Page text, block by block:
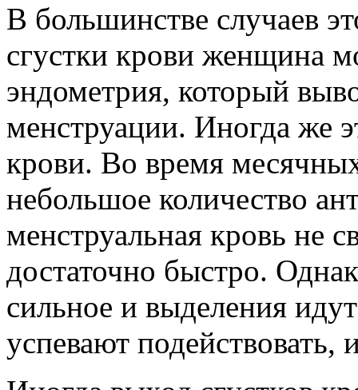
В большинстве случаев
сгустки крови женщина
эндометрия, который
менструации. Иногда же
крови. Во время
небольшое количество
менструальная кровь не
достаточно быстро.
сильное и выделения
успевают подействовать,